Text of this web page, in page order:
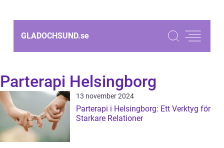
GLADOCHSUND.se
Parterapi Helsingborg
13 november 2024
Parterapi i Helsingborg: Ett Verktyg för
Starkare Relationer